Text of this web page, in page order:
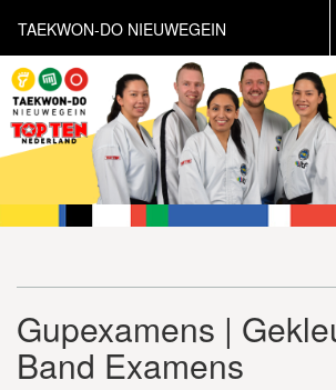
TAEKWON-DO NIEUWEGEIN
HOME
NIEUWS
AGENDA
INFORMATIE
LESTIJDEN
WAT IS KICKBOKSEN?
WAT IS DEFENSE?
PERSONAL TRAINING
Gupexamens |
Band Examens